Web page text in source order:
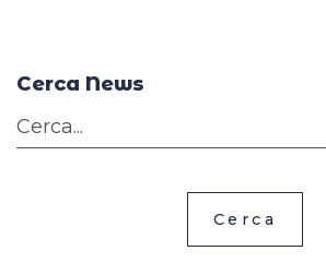
Cerca News
Cerca